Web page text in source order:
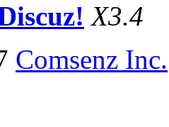
X3.4
Comsenz Inc.